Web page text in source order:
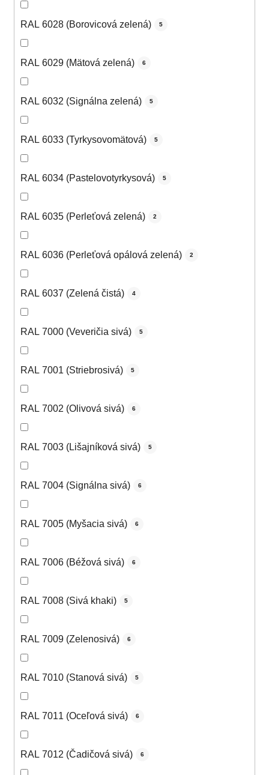
RAL 6028 (Borovicová zelená) 5
RAL 6029 (Mätová zelená) 6
RAL 6032 (Signálna zelená) 5
RAL 6033 (Tyrkysovomätová) 5
RAL 6034 (Pastelovotyrkysová) 5
RAL 6035 (Perleťová zelená) 2
RAL 6036 (Perleťová opálová zelená) 2
RAL 6037 (Zelená čistá) 4
RAL 7000 (Veveričia sivá) 5
RAL 7001 (Striebrosivá) 5
RAL 7002 (Olivová sivá) 6
RAL 7003 (Lišajníková sivá) 5
RAL 7004 (Signálna sivá) 6
RAL 7005 (Myšacia sivá) 6
RAL 7006 (Béžová sivá) 6
RAL 7008 (Sivá khaki) 5
RAL 7009 (Zelenosivá) 6
RAL 7010 (Stanová sivá) 5
RAL 7011 (Oceľová sivá) 6
RAL 7012 (Čadičová sivá) 6